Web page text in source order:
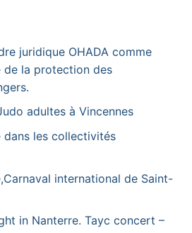
juridique OHADA comme
de la protection des
adultes à Vincennes
dans les collectivités
international de Saint-
in Nanterre. Tayc concert –